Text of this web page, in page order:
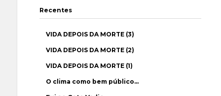
Recentes
VIDA DEPOIS DA MORTE (3)
VIDA DEPOIS DA MORTE (2)
VIDA DEPOIS DA MORTE (1)
O clima como bem público…